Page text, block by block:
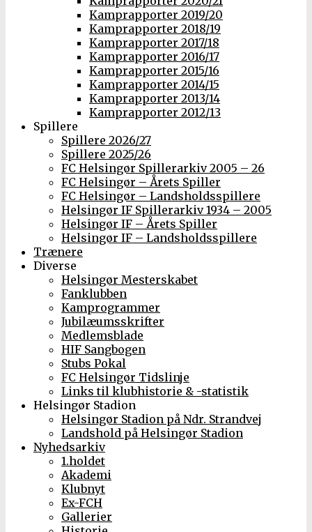
Kamprapporter 2019/20
Kamprapporter 2018/19
Kamprapporter 2017/18
Kamprapporter 2016/17
Kamprapporter 2015/16
Kamprapporter 2014/15
Kamprapporter 2013/14
Kamprapporter 2012/13
Spillere
Spillere 2026/27
Spillere 2025/26
FC Helsingør Spillerarkiv 2005 – 26
FC Helsingør – Årets Spiller
FC Helsingør – Landsholdsspillere
Helsingør IF Spillerarkiv 1934 – 2005
Helsingør IF – Årets Spiller
Helsingør IF – Landsholdsspillere
Trænere
Diverse
Helsingør Mesterskabet
Fanklubben
Kamprogrammer
Jubilæumsskrifter
Medlemsblade
HIF Sangbogen
Stubs Pokal
FC Helsingør Tidslinje
Links til klubhistorie & -statistik
Helsingør Stadion
Helsingør Stadion på Ndr. Strandvej
Landshold på Helsingør Stadion
Nyhedsarkiv
1.holdet
Akademi
Klubnyt
Ex-FCH
Gallerier